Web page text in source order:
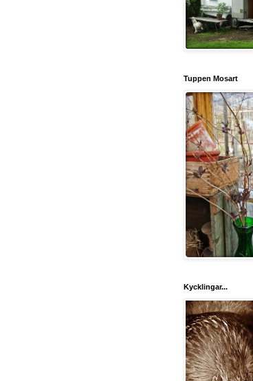
Tuppen Mosart
Kycklingar...